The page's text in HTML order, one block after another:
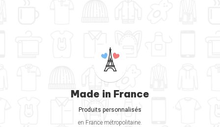
Made in France
Produits personnalisés
en France métropolitaine.